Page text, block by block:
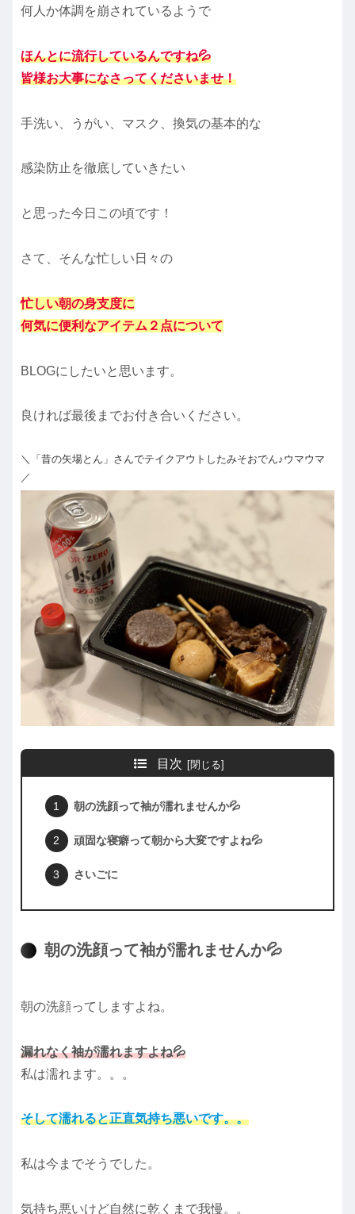
何人か体調を崩されているようで
ほんとに流行しているんですね💦
皆様お大事になさってくださいませ！
手洗い、うがい、マスク、換気の基本的な
感染防止を徹底していきたい
と思った今日この頃です！
さて、そんな忙しい日々の
忙しい朝の身支度に
何気に便利なアイテム２点について
BLOGにしたいと思います。
良ければ最後までお付き合いください。
＼「昔の矢場とん」さんでテイクアウトしたみそおでん♪ウマウマ
／
目次
朝の洗顔って袖が濡れませんか💦
頑固な寝癖って朝から大変ですよね💦
さいごに
朝の洗顔って袖が濡れませんか💦
朝の洗顔ってしますよね。
漏れなく袖が濡れますよね💦
私は濡れます。。。
そして濡れると正直気持ち悪いです。。
私は今までそうでした。
気持ち悪いけど自然に乾くまで我慢。。